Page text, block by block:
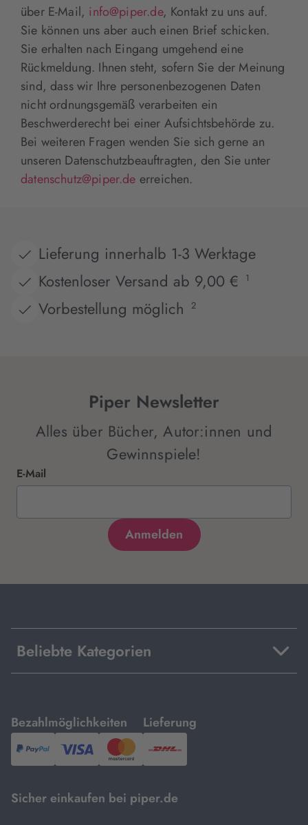
über E-Mail, info@piper.de, Kontakt zu uns auf.
Sie können uns aber auch einen Brief schicken.
Sie erhalten nach Eingang umgehend eine
Rückmeldung. Ihnen steht, sofern Sie der Meinung
sind, dass wir Ihre personenbezogenen Daten
nicht ordnungsgemäß verarbeiten ein
Beschwerderecht bei einer Aufsichtsbehörde zu.
Bei weiteren Fragen wenden Sie sich gerne an
unseren Datenschutzbeauftragten, den Sie unter
datenschutz@piper.de erreichen.
Lieferung innerhalb 1-3 Werktage
Kostenloser Versand ab 9,00 €
1
Vorbestellung möglich 2
Piper Newsletter
Alles über Bücher, Autor:innen und
Gewinnspiele!
E-Mail
Beliebte Kategorien
Bezahlmöglichkeiten
mit
PayPal,Visa
und
Lieferung
mit
DHL.
Sicher einkaufen bei piper.de